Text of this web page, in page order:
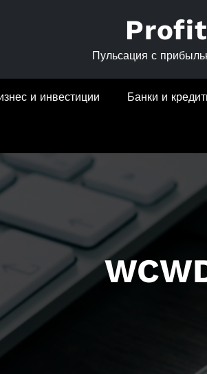
Пульсация с
и инвестиции Банки и